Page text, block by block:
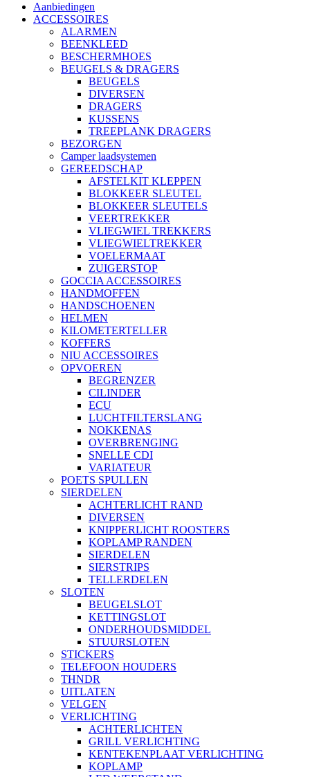
Aanbiedingen
ACCESSOIRES
ALARMEN
BEENKLEED
BESCHERMHOES
BEUGELS & DRAGERS
BEUGELS
DIVERSEN
DRAGERS
KUSSENS
TREEPLANK DRAGERS
BEZORGEN
Camper laadsystemen
GEREEDSCHAP
AFSTELKIT KLEPPEN
BLOKKEER SLEUTEL
BLOKKEER SLEUTELS
VEERTREKKER
VLIEGWIEL TREKKERS
VLIEGWIELTREKKER
VOELERMAAT
ZUIGERSTOP
GOCCIA ACCESSOIRES
HANDMOFFEN
HANDSCHOENEN
HELMEN
KILOMETERTELLER
KOFFERS
NIU ACCESSOIRES
OPVOEREN
BEGRENZER
CILINDER
ECU
LUCHTFILTERSLANG
NOKKENAS
OVERBRENGING
SNELLE CDI
VARIATEUR
POETS SPULLEN
SIERDELEN
ACHTERLICHT RAND
DIVERSEN
KNIPPERLICHT ROOSTERS
KOPLAMP RANDEN
SIERDELEN
SIERSTRIPS
TELLERDELEN
SLOTEN
BEUGELSLOT
KETTINGSLOT
ONDERHOUDSMIDDEL
STUURSLOTEN
STICKERS
TELEFOON HOUDERS
THNDR
UITLATEN
VELGEN
VERLICHTING
ACHTERLICHTEN
GRILL VERLICHTING
KENTEKENPLAAT VERLICHTING
KOPLAMP